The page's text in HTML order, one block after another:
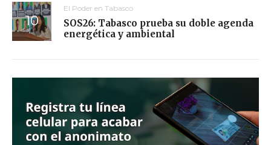
El Poder en Tabasco
SOS26: Tabasco prueba su doble agenda
energética y ambiental